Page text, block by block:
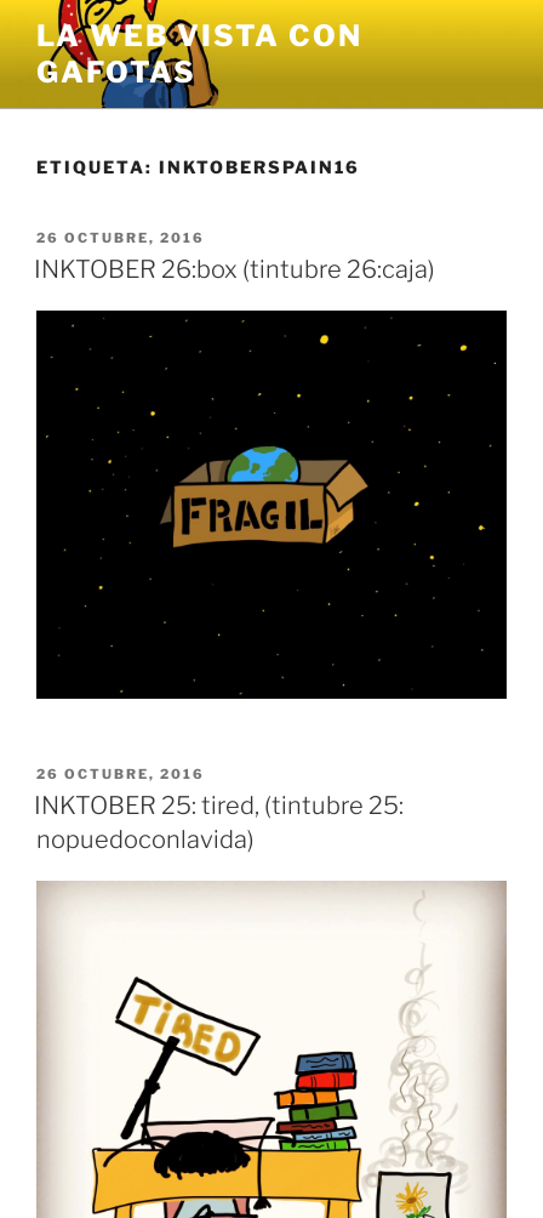
contenido
LA WEB VISTA CON
GAFOTAS
ETIQUETA: INKTOBERSPAIN16
PUBLICADO
EL
26 OCTUBRE, 2016
INKTOBER 26:box (tintubre 26:caja)
PUBLICADO
EL
26 OCTUBRE, 2016
INKTOBER 25: tired, (tintubre 25:
nopuedoconlavida)